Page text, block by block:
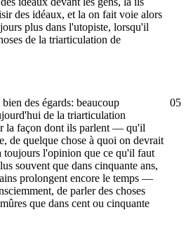
des idéaux, et la on fait voie alors
plus dans l'utopiste, lorsqu'il
de la triarticulation de
des égards: beaucoup
de la triarticulation
la façon dont ils parlent — qu'il
de quelque chose à quoi on devrait
toujours l'opinion que ce qu'il faut
souvent que dans cinquante ans,
prolongent encore le temps —
de parler des choses
que dans cent ou cinquante
05